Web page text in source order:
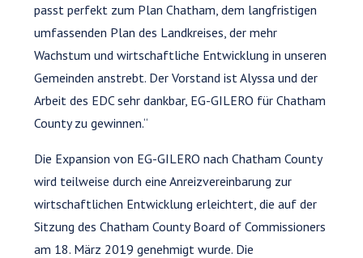
passt perfekt zum Plan Chatham, dem langfristigen
umfassenden Plan des Landkreises, der mehr
Wachstum und wirtschaftliche Entwicklung in unseren
Gemeinden anstrebt. Der Vorstand ist Alyssa und der
Arbeit des EDC sehr dankbar, EG-GILERO für Chatham
County zu gewinnen.“
Die Expansion von EG-GILERO nach Chatham County
wird teilweise durch eine Anreizvereinbarung zur
wirtschaftlichen Entwicklung erleichtert, die auf der
Sitzung des Chatham County Board of Commissioners
am 18. März 2019 genehmigt wurde. Die